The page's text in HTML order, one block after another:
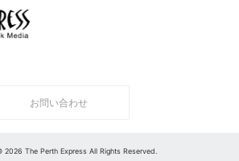
お問い合わせ
2026 The Perth Express All Rights Reserved.